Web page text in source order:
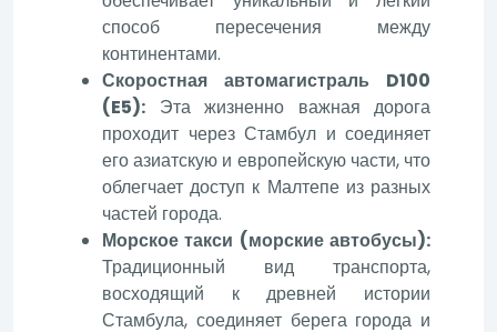
способ пересечения между
континентами.
Скоростная автомагистраль D100
(E5): Эта жизненно важная дорога
проходит через Стамбул и соединяет
его азиатскую и европейскую части, что
облегчает доступ к Малтепе из разных
частей города.
Морское такси (морские автобусы):
Традиционный вид транспорта,
восходящий к древней истории
Стамбула, соединяет берега города и